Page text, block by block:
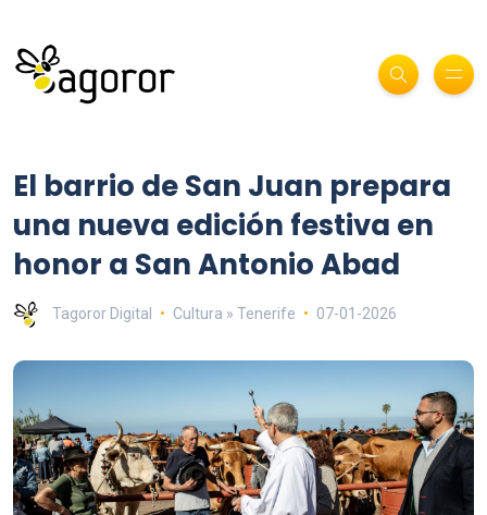
El barrio de San Juan prepara
una nueva edición festiva en
honor a San Antonio Abad
Tagoror Digital Cultura » Tenerife 07-01-2026